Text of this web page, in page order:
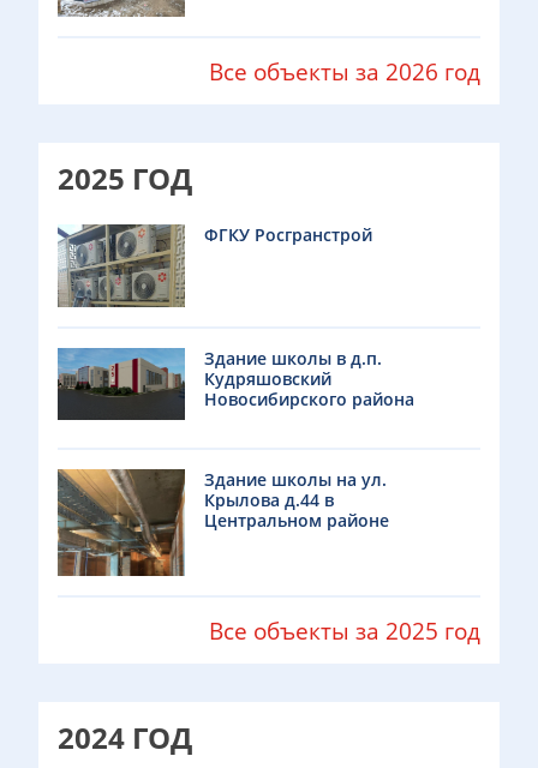
Все объекты за 2026 год
2025 ГОД
ФГКУ Росгранстрой
Здание школы в д.п.
Кудряшовский
Новосибирского района
Здание школы на ул.
Крылова д.44 в
Центральном районе
Все объекты за 2025 год
2024 ГОД